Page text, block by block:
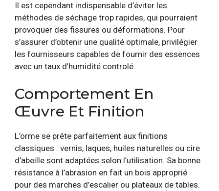
Il est cependant indispensable d’éviter les
méthodes de séchage trop rapides, qui pourraient
provoquer des fissures ou déformations. Pour
s’assurer d’obtenir une qualité optimale, privilégier
les fournisseurs capables de fournir des essences
avec un taux d’humidité controlé.
Comportement En
Œuvre Et Finition
L’orme se prête parfaitement aux finitions
classiques : vernis, laques, huiles naturelles ou cire
d’abeille sont adaptées selon l’utilisation. Sa bonne
résistance à l’abrasion en fait un bois approprié
pour des marches d’escalier ou plateaux de tables.